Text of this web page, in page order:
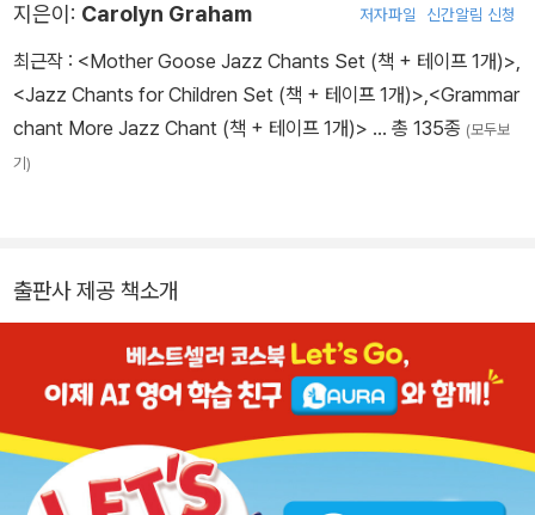
지은이: Carolyn Graham 저자파일 신간알림 신청
최근작 : <Mother Goose Jazz Chants Set (책 + 테이프 1개)>,
<Jazz Chants for Children Set (책 + 테이프 1개)>,<Grammar
chant More Jazz Chant (책 + 테이프 1개)> … 총 135종 (모두보
기)
출판사 제공 책소개